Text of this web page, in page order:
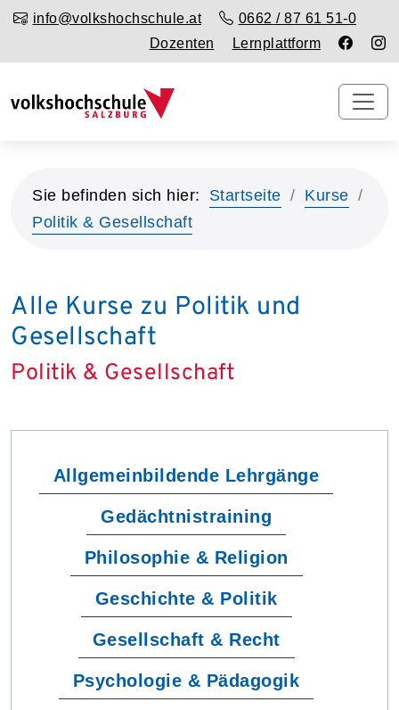
info@volkshochschule.at
0662 / 87 61 51-0
Dozenten
Lernplattform
Sie befinden sich hier: Startseite
Kurse
Politik & Gesellschaft
Alle Kurse zu Politik und
Gesellschaft
Politik & Gesellschaft
Allgemeinbildende Lehrgänge
Gedächtnistraining
Philosophie & Religion
Geschichte & Politik
Gesellschaft & Recht
Psychologie & Pädagogik